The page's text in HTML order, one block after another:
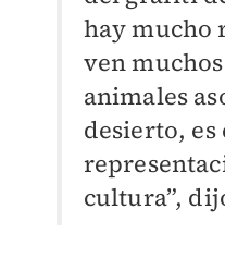
hay mucho
ven
animales
desierto,
cultura”,